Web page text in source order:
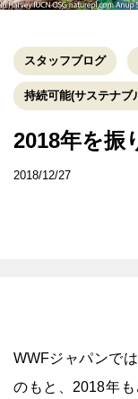
スタッフブログ
持続可能(サステナブ
2018年を振
2018/12/27
WWFジャパンで
のもと、2018年